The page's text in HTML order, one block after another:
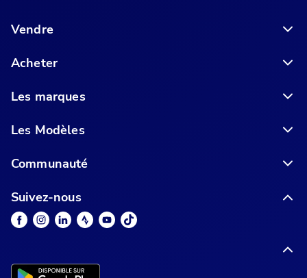
Vendre
Acheter
Les marques
Les Modèles
Communauté
Suivez-nous